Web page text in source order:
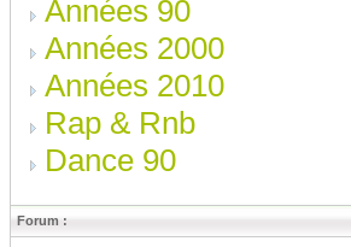
Années 90
Années 2000
Années 2010
Rap & Rnb
Dance 90
Forum :